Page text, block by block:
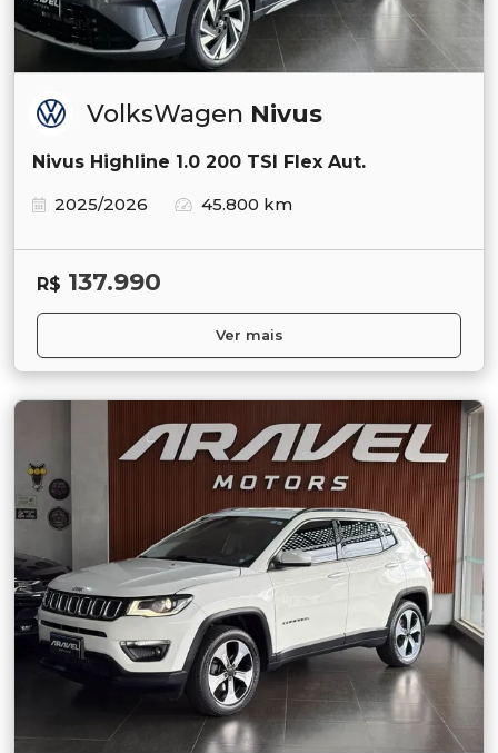
VolksWagen Nivus
Nivus Highline 1.0 200 TSI Flex Aut.
2025/2026
45.800 km
R$ 137.990
Ver mais